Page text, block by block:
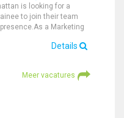
is looking for a
to join their team
a Marketing
Details
Meer vacatures